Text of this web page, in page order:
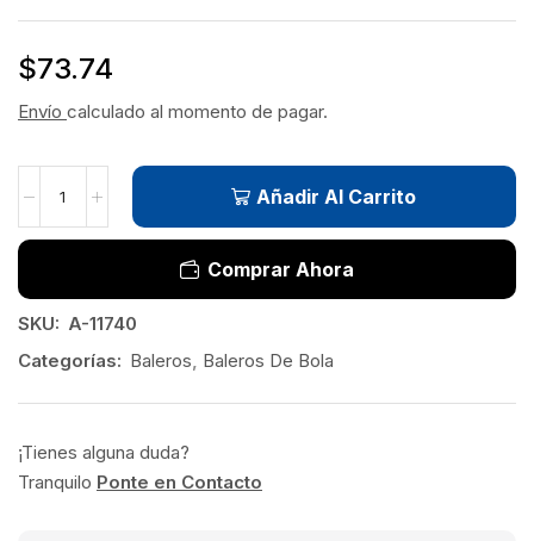
$73.74
Envío calculado al momento de pagar.
Añadir Al Carrito
Comprar Ahora
SKU: A-11740
Categorías: Baleros, Baleros De Bola
¡Tienes alguna duda?
Tranquilo Ponte en Contacto